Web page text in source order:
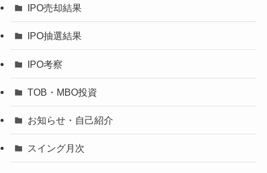
IPO売却結果
IPO抽選結果
IPO考察
TOB・MBO投資
お知らせ・自己紹介
スイング月次